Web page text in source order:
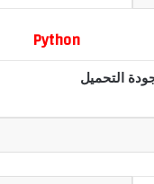
Python
التحميل